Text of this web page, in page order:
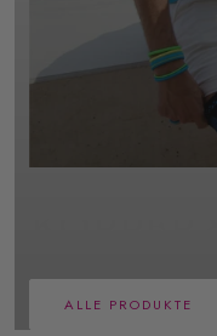
ALLE PRODUKTE